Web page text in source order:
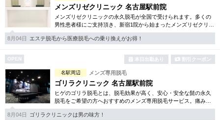
メンズリゼクリニック 名古屋駅前院
メンズリゼクリニックの永久脱毛が全国で受けられます。多くの
男性患者様にご支持頂き、新宿1院から始まったメンズリゼクリニ
ックが、現在では提携院含め全国10院を展開するクリニックにな
りました。
8月04日 エステ脱毛から医療脱毛への乗り換えがお得！
OPEN 本日出勤あり 割引クーポン
名駅周辺 メンズ専用脱毛
ゴリラクリニック 名古屋駅前院
ヒゲのゴリラ脱毛とは、脱毛効果が高く、安心・安全な髭の永久
脱毛をご希望の方へおすすめのメンズ専用脱毛サービス。痛みに
弱い方には医療用麻酔を3種ご用意、医療認可の脱毛機のみを使
用。スキンケアも万全です。
8月04日 ゴリラクリニックは男の味方！